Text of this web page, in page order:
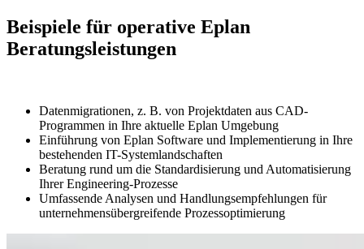
Beispiele für operative Eplan
Beratungsleistungen
Datenmigrationen, z. B. von Projektdaten aus CAD-
Programmen in Ihre aktuelle Eplan Umgebung
Einführung von Eplan Software und Implementierung in Ihre
bestehenden IT-Systemlandschaften
Beratung rund um die Standardisierung und Automatisierung
Ihrer Engineering-Prozesse
Umfassende Analysen und Handlungsempfehlungen für
unternehmensübergreifende Prozessoptimierung